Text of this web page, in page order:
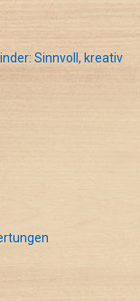
Sinnvoll, kreativ